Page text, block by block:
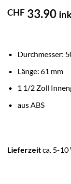
CHF 33.90
Durchmesser:
Länge: 61 mm
1 1/2 Zoll
aus ABS
Lieferzeitca. 5-